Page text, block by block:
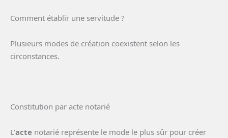
Comment établir une servitude ?
Plusieurs modes de création coexistent selon les
circonstances.
Constitution par acte notarié
L’acte notarié représente le mode le plus sûr pour créer